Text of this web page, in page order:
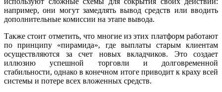
например, они могут замедлять вывод средств или вводить
дополнительные комиссии на этапе вывода.
Также стоит отметить, что многие из этих платформ работают
по принципу «пирамида», где выплаты старым клиентам
осуществляются за счет новых вкладчиков. Это создает
иллюзию успешной торговли и долговременной
стабильности, однако в конечном итоге приводит к краху всей
системы и потере всех вложенных средств.